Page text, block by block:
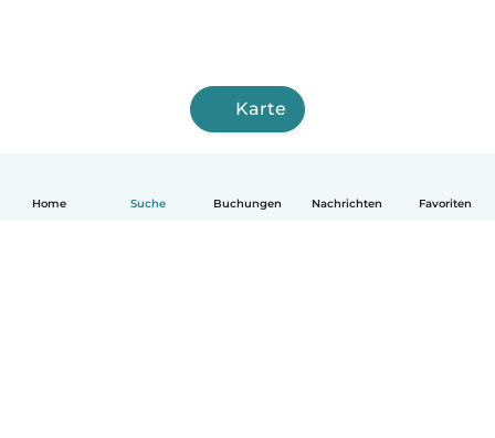
Home Suche Buchungen Nachrichten Favoriten
Karte